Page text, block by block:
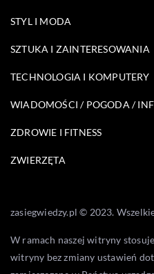
STYL I MODA
SZTUKA I ZAINTERESOWANIA
TECHNOLOGIA I KOMPUTERY
WIADOMOŚCI / POGODA /
ZDROWIE I FITNESS
ZWIERZĘTA
zasiegwiedzy.pl © 2023.
W ramach naszej witryny
witryny bez zmiany ustawień